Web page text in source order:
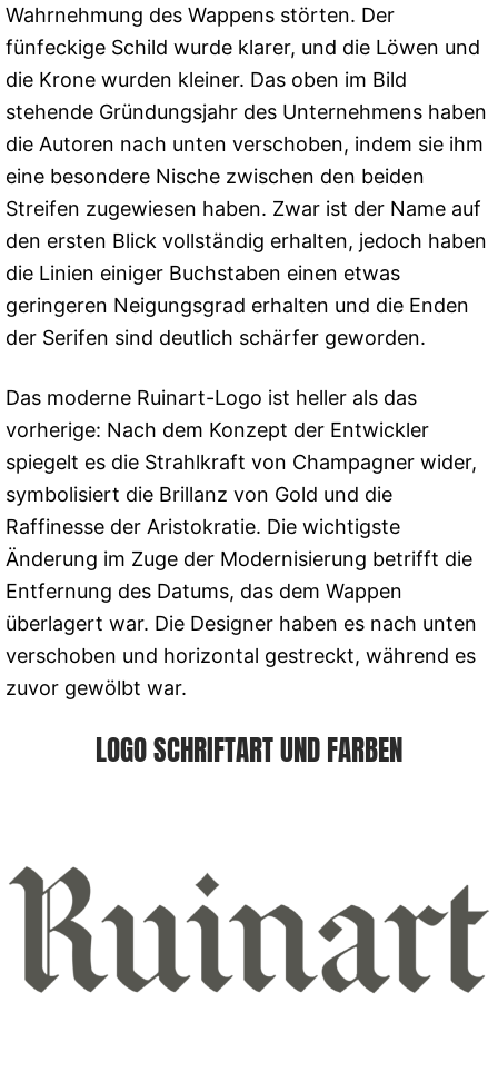
Wahrnehmung des Wappens störten. Der
fünfeckige Schild wurde klarer, und die Löwen und
die Krone wurden kleiner. Das oben im Bild
stehende Gründungsjahr des Unternehmens haben
die Autoren nach unten verschoben, indem sie ihm
eine besondere Nische zwischen den beiden
Streifen zugewiesen haben. Zwar ist der Name auf
den ersten Blick vollständig erhalten, jedoch haben
die Linien einiger Buchstaben einen etwas
geringeren Neigungsgrad erhalten und die Enden
der Serifen sind deutlich schärfer geworden.
Das moderne Ruinart-Logo ist heller als das
vorherige: Nach dem Konzept der Entwickler
spiegelt es die Strahlkraft von Champagner wider,
symbolisiert die Brillanz von Gold und die
Raffinesse der Aristokratie. Die wichtigste
Änderung im Zuge der Modernisierung betrifft die
Entfernung des Datums, das dem Wappen
überlagert war. Die Designer haben es nach unten
verschoben und horizontal gestreckt, während es
zuvor gewölbt war.
LOGO SCHRIFTART UND FARBEN